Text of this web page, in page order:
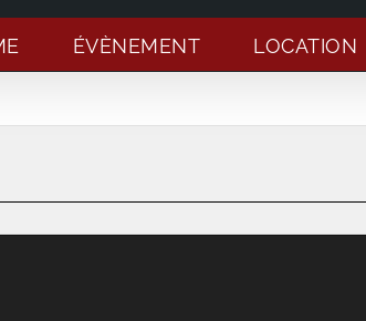
ÉVÈNEMENT LOCATION